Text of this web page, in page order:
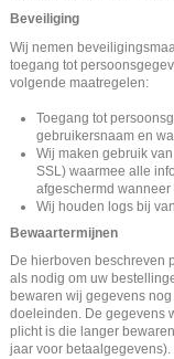
Beveiliging
Wij nemen
toegang tot
volgende maatregelen:
Toegang tot
gebruikersnaam en
Wij maken gebruik
SSL) waarmee alle
afgeschermd
Wij houden logs bij
Bewaartermijnen
De hierboven beschreven
als nodig om uw
bewaren wij gegevens
doeleinden. De gegevens
plicht is die langer
jaar voor betaalgegevens).